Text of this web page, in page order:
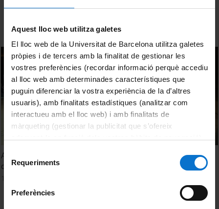
Aquest lloc web utilitza galetes
El lloc web de la Universitat de Barcelona utilitza galetes
pròpies i de tercers amb la finalitat de gestionar les
vostres preferències (recordar informació perquè accediu
al lloc web amb determinades característiques que
puguin diferenciar la vostra experiència de la d’altres
usuaris), amb finalitats estadístiques (analitzar com
interactueu amb el lloc web) i amb finalitats de
màrqueting (gestionar la publicitat que s’ofereix
consultar laPolítica de galetes del lloc web de la
Selecció
de Requeriments
Preferències
Sort
Acte de graduació del grau d'Infermeria de la Universitat
de Barcelona 2019